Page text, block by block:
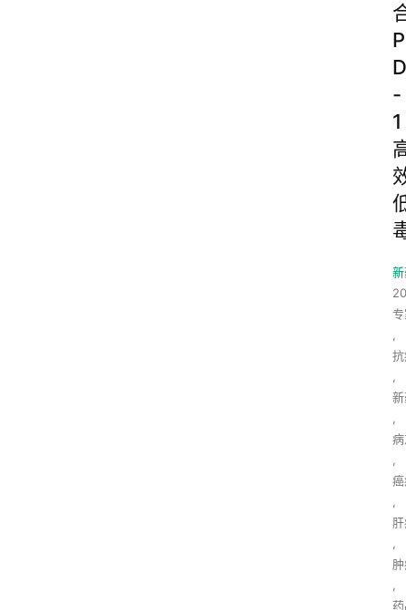
P
D
-
1
,
,
,
,
,
,
,